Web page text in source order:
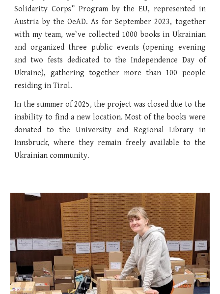
Solidarity Corps” Program by the EU, represented in
Austria by the OeAD. As for September 2023, together
with my team, we`ve collected 1000 books in Ukrainian
and organized three public events (opening evening
and two fests dedicated to the Independence Day of
Ukraine), gathering together more than 100 people
residing in Tirol.
In the summer of 2025, the project was closed due to the
inability to find a new location. Most of the books were
donated to the University and Regional Library in
Innsbruck, where they remain freely available to the
Ukrainian community.